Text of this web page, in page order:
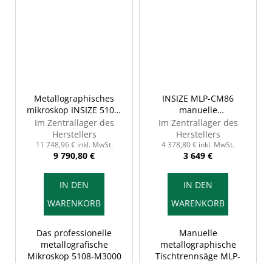
Metallographisches
mikroskop INSIZE 5108-
M3000
Im Zentrallager des
Herstellers
11 748,96 € inkl. MwSt.
9 790,80 €
IN DEN
WARENKORB
Das professionelle
metallografische
Mikroskop 5108-M3000
INSIZE MLP-CM86
manuelle
metallographische
Auftrennsäge
Im Zentrallager des
Herstellers
4 378,80 € inkl. MwSt.
3 649 €
IN DEN
WARENKORB
Manuelle
metallographische
Tischtrennsäge MLP-